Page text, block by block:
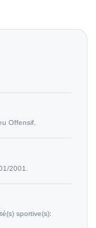
Offensif.
2001.
sportive(s):